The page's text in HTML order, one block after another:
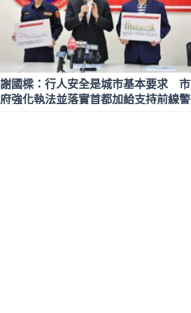
謝國樑：行人安全是城市基本要求 市
府強化執法並落實首都加給支持前線警